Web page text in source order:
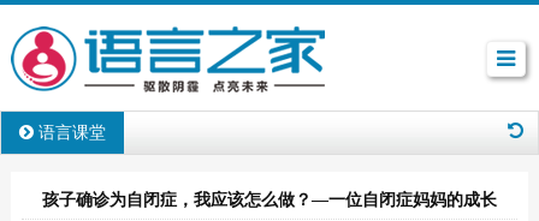
语言课堂
孩子确诊为自闭症，我应该怎么做？—一位自闭症妈妈的成长